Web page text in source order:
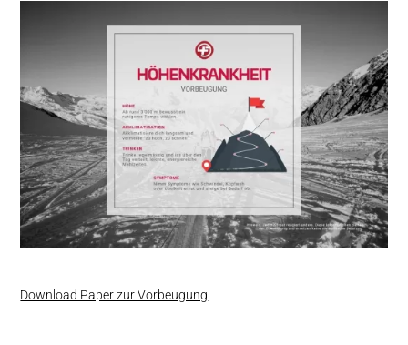
Download Paper zur Vorbeugung